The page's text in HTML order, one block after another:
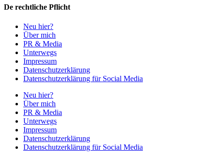
De rechtliche Pflicht
Neu hier?
Über mich
PR & Media
Unterwegs
Impressum
Datenschutzerklärung
Datenschutzerklärung für Social Media
Neu hier?
Über mich
PR & Media
Unterwegs
Impressum
Datenschutzerklärung
Datenschutzerklärung für Social Media